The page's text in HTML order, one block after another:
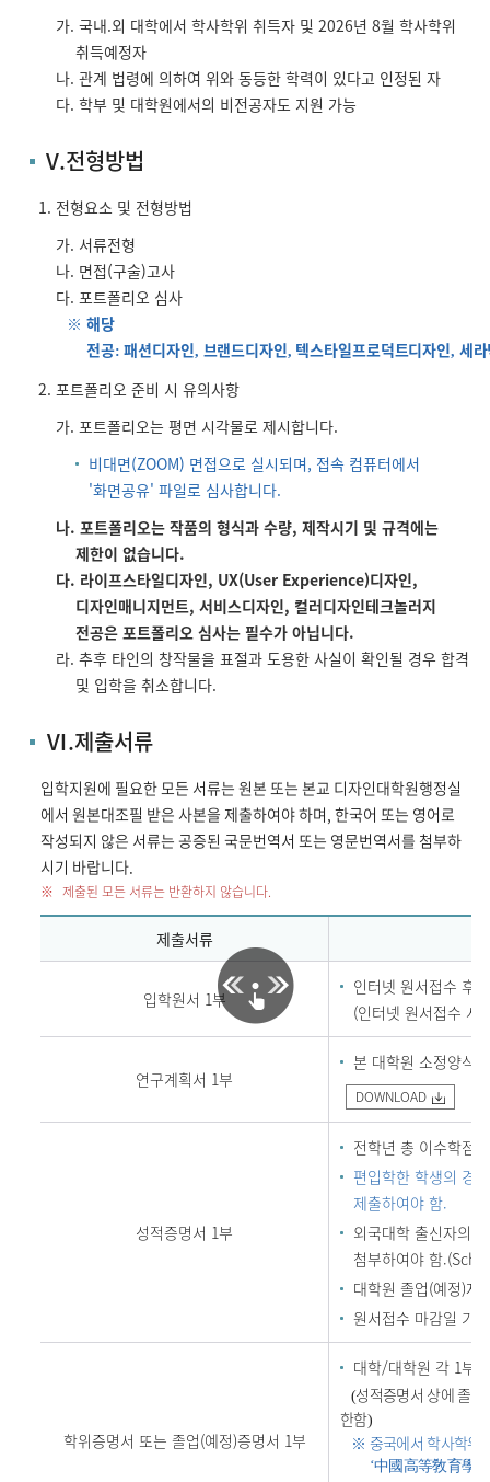
가. 국내.외 대학에서 학사학위 취득자 및 2026년 8월 학사학위
취득예정자
나. 관계 법령에 의하여 위와 동등한 학력이 있다고 인정된 자
다. 학부 및 대학원에서의 비전공자도 지원 가능
V.전형방법
전형요소 및 전형방법
가. 서류전형
나. 면접(구술)고사
다. 포트폴리오 심사
※ 해당
전공:패션디자인, 브랜드디자인, 텍스타일프로덕트디자인, 세
포트폴리오 준비 시 유의사항
가. 포트폴리오는 평면 시각물로 제시합니다.
비대면(ZOOM) 면접으로 실시되며, 접속 컴퓨터에서
'화면공유' 파일로 심사합니다.
나. 포트폴리오는 작품의 형식과 수량, 제작시기 및 규격에는
제한이 없습니다.
다. 라이프스타일디자인, UX(User Experience)디자인,
디자인매니지먼트, 서비스디자인, 컬러디자인테크놀러지
전공은 포트폴리오 심사는 필수가 아닙니다.
라. 추후 타인의 창작물을 표절과 도용한 사실이 확인될 경우 합격
및 입학을 취소합니다.
Ⅵ.제출서류
입학지원에 필요한 모든 서류는 원본 또는 본교 디자인대학원행정실
에서 원본대조필 받은 사본을 제출하여야 하며, 한국어 또는 영어로
작성되지 않은 서류는 공증된 국문번역서 또는 영문번역서를 첨부하
시기 바랍니다.
제출된 모든 서류는 반환하지 않습니다.
제출서류
입학원서 1부
인터넷 원서접수 후
(인터넷 원서접수 시
연구계획서 1부
본 대학원 소정양식(
DOWNLOAD
성적증명서 1부
전학년 총 이수학점,
편입학한 학생의 경
제출하여야 함.
외국대학 출신자의
첨부하여야 함
대학원 졸업(예정)자
원서접수 마감일 기
학위증명서 또는 졸업(예정)증명서 1부
대학/대학원 각 1부
(성적증명서 상에 졸업
한함)
※ 중국에서 학사학위
‘中國高等敎育學